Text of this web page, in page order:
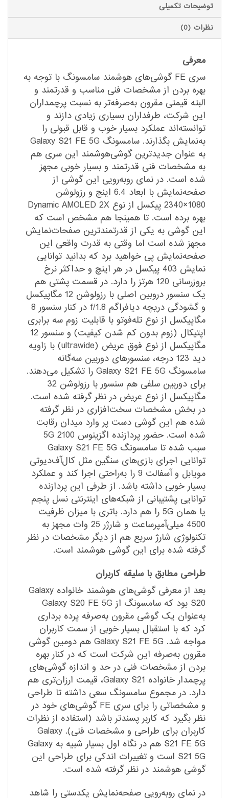
توضیحات تکمیلی
نظرات (0)
معرفی
سری FE گوشی‌های هوشمند سامسونگ با توجه به
بهره بردن از مشخصات فنی مناسب و قدرتمند و
البته قیمتی مقرون به‌صرفه‌تر به نسبت پرچمداران
این شرکت، طرفداران بسیاری زیادی دازند و
توانسته‌اند عملکرد بسیار خوب و قابل قبولی را
به‌نمایش بگذارند. سامسونگ Galaxy S21 FE 5G
به عنوان جدید‌ترین گوشی‌هوشمند این سری هم
به مشخصات فنی قدرتمند و بسیار خوبی مجهز
شده است. در نمای رو‌به‌رویی این گوشی از
صفحه‌نمایش با ابعاد 6.4 اینچ و رزولوشن
1080×2340 پیکسل از نوع Dynamic AMOLED 2X
بهره برده است. تا همینجا هم مشخص است که
این گوشی به یکی از قدرتمند‌ترین صفحات‌نمایش
مجهز شده است اما وقتی به قدرت واقعی این
صفحه‌نمایش پی‌ خواهید برد که بدانید توانایی
نمایش 403 پیکسل در هر اینچ و حداکثر نرخ
بروزرسانی 120 هرتز را دارد. در قسمت پشتی هم
یک سنسور دروبین اصلی با رزولوشن 12 مگاپیکسل
و گشودگی دریچه دیافراگم f/1.8 در کنار سنسور 8
مگاپیکسل از نوع تله‌فوتو با قابلیت زوم سه برابری
اپتیکال (زوم بدون کم شدن کیفیت) و سنسور 12
مگاپیکسل از نوع فوق عریض (ultrawide) با زاویه
دید 123 درجه، سنسور‌های دوربین سه‌گانه
سامسونگ Galaxy S21 FE 5G را تشکیل می‌دهند.
برای دوربین سلفی هم سنسور با رزولوشن 32
مگاپیکسل از نوع عریض در نظر گرفته شده است.
در بخش مشخصات سخت‌افزاری در نظر گرفته
شده هم این گوشی دست پر وارد میدان رقابت
شده است. حضور پردازنده اگزینوس 2100 5G
سبب شده تا سامسونگ Galaxy S21 FE 5G
توانایی اجرای بازی‌های سنگین مثل کال‌آف‌دیوتی
مویابل و آسفالت 9 را به‌راحتی اجرا کند و عملکرد
بسیار خوبی داشته باشد. از طرفی این پردازنده
توانایی پشتیبانی از شبکه‌های اینترنتی نسل پنجم
یا همان 5G را هم دارد. باتری با میزان ظرفیت
4500 میلی‌آمپر‌ساعت و شارژر 25 وات مجهز به
تکنولوژی شارژ سریع هم از دیگر مشخصات در نظر
گرفته شده برای این گوشی هوشمند است.
طراحی مطابق با سلیقه کاربران
بعد از معرفی گوشی‌های هوشمند خانواده Galaxy
S20 بود که سامسونگ از Galaxy S20 FE 5G
به‌عنوان یک گوشی مقرون به‌صرفه پرده برداری
کرد که با استقبال بسیار خوبی از سمت کاربران
مواجه شد. Galaxy S21 FE 5G هم دومین گوشی
مقرون به‌صرفه این شرکت است که در کنار بهره
بردن از مشخصات فنی در حد و اندازه گوشی‌های
پرچمدار خانواده Galaxy S21، قیمت ارزان‌تری هم
دارد. در مجموع سامسونگ سعی داشته تا طراحی
و مشخصاتی را برای سری FE گوشی‌های خود در
نظر بگیرد که کاربر پسند‌تر باشد (استفاده از نظرات
کاربران برای طراحی و مشخصات فنی). Galaxy
S21 FE 5G هم در نگاه اول بسیار شبیه به Galaxy
S21 5G است و تغییرات اندکی برای طراحی این
گوشی هوشمند در نظر گرفته شده است.
در نمای رو‌به‌رویی صفحه‌نمایش یکدستی را شاهد